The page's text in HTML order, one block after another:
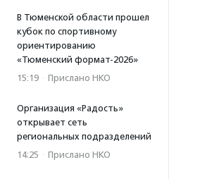
В Тюменской области прошел
кубок по спортивному
ориентированию
«Тюменский формат-2026»
15:19 · Прислано НКО
Организация «Радость»
открывает сеть
региональных подразделений
14:25 · Прислано НКО